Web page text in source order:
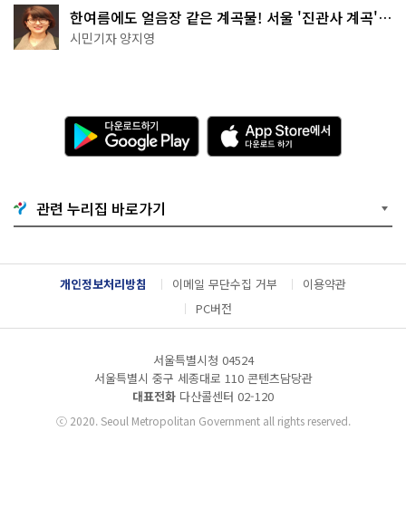
한여름에도 얼음장 같은 계곡물! 서울 '진관사 계곡'이
천국이네~
시민기자 양지영
다
운
로
기
G
o
g
l
e
l
A
p
p
e
서
다
운
드
관련 누리집 바로가기
개인정보처리방침 이메일 무단수집 거부
이용약관
PC버전
서울특별시청 04524
서울특별시 중구 세종대로 110 콘텐츠담당관
대표전화 다산콜센터 02-120
ⓒ2020. Seoul Metropolitan Government all rights reserved.